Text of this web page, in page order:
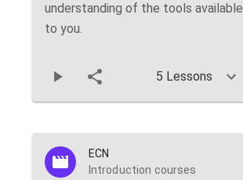
understanding of the tools available
to you.
5 Lessons
ECN
Introduction courses